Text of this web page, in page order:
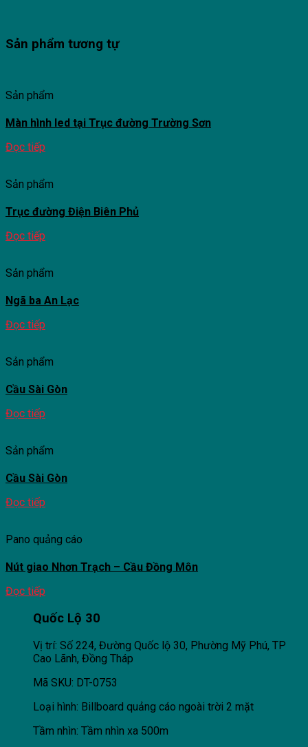
Sản phẩm tương tự
Sản phẩm
Màn hình led tại Trục đường Trường Sơn
Đọc tiếp
Sản phẩm
Trục đường Điện Biên Phủ
Đọc tiếp
Sản phẩm
Ngã ba An Lạc
Đọc tiếp
Sản phẩm
Cầu Sài Gòn
Đọc tiếp
Sản phẩm
Cầu Sài Gòn
Đọc tiếp
Pano quảng cáo
Nút giao Nhơn Trạch – Cầu Đồng Môn
Đọc tiếp
Quốc Lộ 30
Vị trí: Số 224, Đường Quốc lộ 30, Phường Mỹ Phú, TP
Cao Lãnh, Đồng Tháp
Mã SKU: DT-0753
Loại hình: Billboard quảng cáo ngoài trời 2 mặt
Tầm nhìn: Tầm nhìn xa 500m